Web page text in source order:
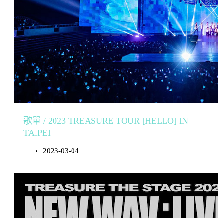
歌單 / 2023 TREASURE TOUR [HELLO] IN
TAIPEI
2023-03-04